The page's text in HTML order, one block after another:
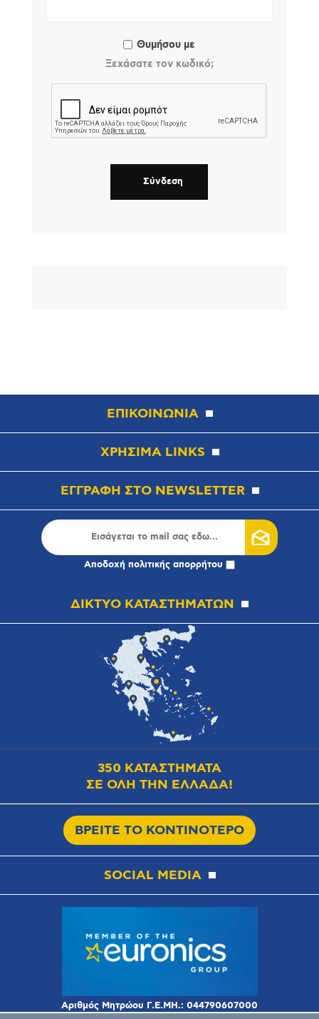
Θυμήσου με
Ξεχάσατε τον κωδικό;
ΕΠΙΚΟΙΝΩΝΙΑ
ΧΡΗΣΙΜΑ LINKS
ΕΓΓΡΑΦΗ ΣΤΟ NEWSLETTER
Αποδοχή πολιτικής απορρήτου
ΔΙΚΤΥΟ ΚΑΤΑΣΤΗΜΑΤΩΝ
350 ΚΑΤΑΣΤΗΜΑΤΑ
ΣΕ ΟΛΗ ΤΗΝ ΕΛΛΑΔΑ!
ΒΡΕΙΤΕ ΤΟ ΚΟΝΤΙΝΟΤΕΡΟ
SOCIAL MEDIA